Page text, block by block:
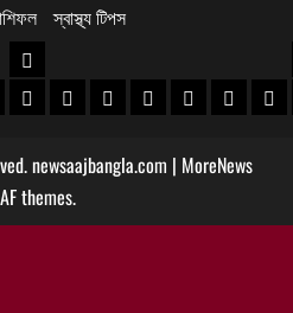
স্বাস্থ্য টিপস
খবর
উত্তরবঙ্গ
কোচবিহার নিউজ
আলিপুরদুয়ার খবর
জলপাইগুড়ি খবর
শিলিগুড়ি খবর
উত্তরদক্ষিণ
newsaajbangla.com | MoreNews
themes.